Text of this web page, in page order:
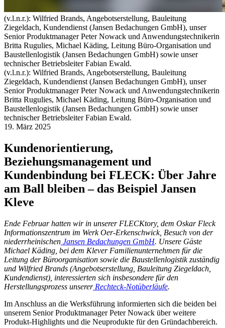
(v.l.n.r.): Wilfried Brands, Angebotserstellung, Bauleitung
Ziegeldach, Kundendienst (Jansen Bedachungen GmbH), unser
Senior Produktmanager Peter Nowack und Anwendungstechnikerin
Britta Rugulies, Michael Käding, Leitung Büro-Organisation und
Baustellenlogistik (Jansen Bedachungen GmbH) sowie unser
technischer Betriebsleiter Fabian Ewald.
(v.l.n.r.): Wilfried Brands, Angebotserstellung, Bauleitung
Ziegeldach, Kundendienst (Jansen Bedachungen GmbH), unser
Senior Produktmanager Peter Nowack und Anwendungstechnikerin
Britta Rugulies, Michael Käding, Leitung Büro-Organisation und
Baustellenlogistik (Jansen Bedachungen GmbH) sowie unser
technischer Betriebsleiter Fabian Ewald.
19. März 2025
Kundenorientierung,
Beziehungsmanagement und
Kundenbindung bei FLECK: Über Jahre
am Ball bleiben – das Beispiel Jansen
Kleve
Ende Februar hatten wir in unserer FLECKtory, dem Oskar Fleck
Informationszentrum im Werk Oer-Erkenschwick, Besuch von der
niederrheinischen Jansen Bedachungen GmbH. Unsere Gäste
Michael Käding, bei dem Klever Familienunternehmen für die
Leitung der Büroorganisation sowie die Baustellenlogistik zuständig
und Wilfried Brands (Angebotserstellung, Bauleitung Ziegeldach,
Kundendienst), interessierten sich insbesondere für den
Herstellungsprozess unsererRechteck-Notüberläufe.
Im Anschluss an die Werksführung informierten sich die beiden bei
unserem Senior Produktmanager Peter Nowack über weitere
Produkt-Highlights und die Neuprodukte für den Gründachbereich.